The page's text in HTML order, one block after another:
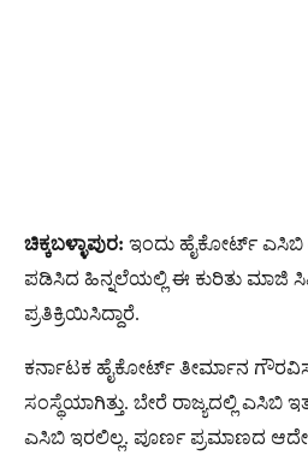
ಚಿಕ್ಕಬಳ್ಳಾಪುರ: ಇಂದು ಹೈಕೋರ್ಟ್​ ಎಸಿಬಿ
ಪಡಿಸಿದ ಹಿನ್ನಲೆಯಲ್ಲಿ ಈ ಕುರಿತು ಮಾಜಿ
ಪ್ರತಿಕ್ರಿಯಿಸಿದ್ದಾರೆ.
ಕರ್ನಾಟಕ ಹೈಕೋರ್ಟ್ ತೀರ್ಮಾನ
ಸಂಸ್ಥೆಯಾಗಿತ್ತು. ಬೇರೆ ರಾಜ್ಯದಲ್ಲಿ ಎಸಿಬಿ
ಎಸಿಬಿ ಇರಲಿಲ್ಲ. ಪೂರ್ಣ ಪ್ರಮಾಣದ